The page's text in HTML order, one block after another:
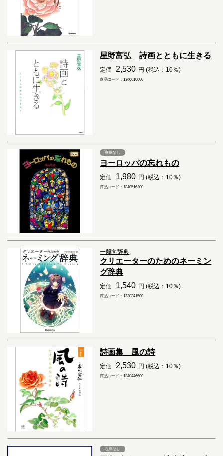
星野富弘 詩画とともに生きる
定価 2,530 円 (税込：10％)
商品コード：1340616600
在庫なし
ヨーロッパの忘れもの
定価 1,980 円 (税込：10％)
商品コード：1340516200
一般向辞典
クリエーターのためのネーミン
グ辞典
定価 1,540 円 (税込：10％)
商品コード：1230341500
詩画集 風の詩
定価 2,530 円 (税込：10％)
商品コード：1340446600
在庫なし